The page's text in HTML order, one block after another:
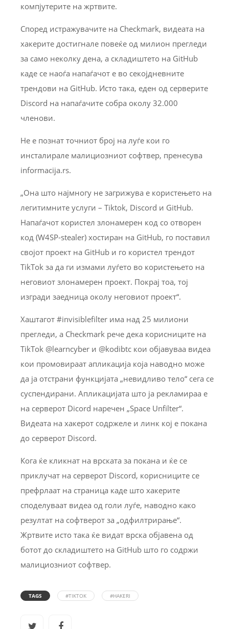
компјутерите на жртвите.
Според истражувачите на Checkmark, видеата на
хакерите достигнале повеќе од милион прегледи
за само неколку дена, а складиштето на GitHub
каде се наоѓа напаѓачот е во секојдневните
трендови на GitHub. Исто така, еден од серверите
Discord на напаѓачите собра околу 32.000
членови.
Не е познат точниот број на луѓе кои го
инсталирале малициозниот софтвер, пренесува
informacija.rs.
„Она што најмногу не загрижува е користењето на
легитимните услуги – Tiktok, Discord и GitHub.
Напаѓачот користел злонамерен код со отворен
код (W4SP-stealer) хостиран на GitHub, го поставил
својот проект на GitHub и го користел трендот
TikTok за да ги измами луѓето во користењето на
неговиот злонамерен проект. Покрај тоа, тој
изгради заедница околу неговиот проект“.
Хаштагот #invisiblefilter има над 25 милиони
прегледи, а Checkmark рече дека корисниците на
TikTok @learncyber и @kodibtc кои објавуваа видеа
кои промовираат апликација која наводно може
да ја отстрани функцијата „невидливо тело“ сега се
суспендирани. Апликацијата што ја рекламираа е
на серверот Dicord наречен „Space Unfilter“.
Видеата на хакерот содржеле и линк кој е покана
до серверот Discord.
Кога ќе кликнат на врската за покана и ќе се
приклучат на серверот Discord, корисниците се
префрлаат на страница каде што хакерите
споделуваат видеа од голи луѓе, наводно како
резултат на софтверот за „одфилтрирање“.
Жртвите исто така ќе видат врска објавена од
ботот до складиштето на GitHub што го содржи
малициозниот софтвер.
TAGS #TIKTOK #HAKERI